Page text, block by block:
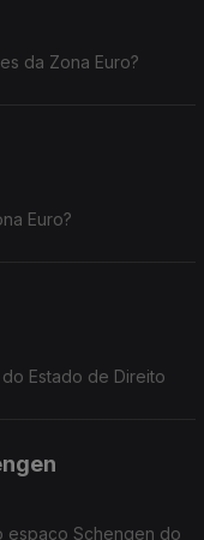
da Zona Euro?
Euro?
Estado de Direito
espaço Schengen do